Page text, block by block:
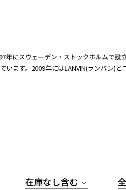
年にスウェーデン・ストックホルムで
います。2009年にはLANVIN(ランバン)
在庫なし含む